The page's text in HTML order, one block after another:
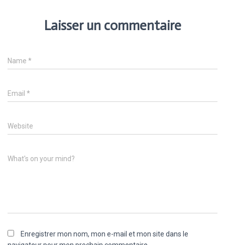
Laisser un commentaire
Name *
Email *
Website
What's on your mind?
Enregistrer mon nom, mon e-mail et mon site dans le